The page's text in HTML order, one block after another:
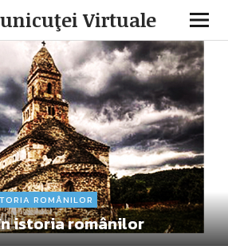
Virtuale
ROMÂNILOR
istoria românilor